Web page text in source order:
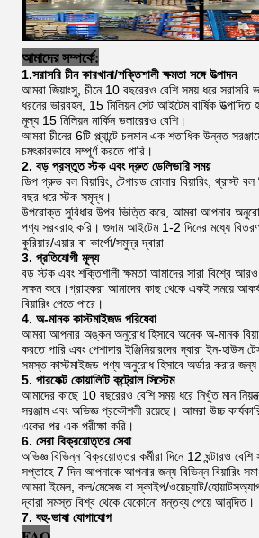
আমাদের সম্পর্কে:
1.সরাসরি চীন কারখানা/শক্তিশালী ক্ষমতা সঙ্গে উত্পাদন
আমরা জিয়াংসু, চীনে 10 বছরেরও বেশি সময় ধরে সরাসরি
ধরনের ভারবহন, 15 মিলিয়ন সেট আইটেম বার্ষিক
মূল্য 15 মিলিয়ন মার্কিন ডলারেরও বেশি।
আমরা চীনের 6টি প্ল্যান্টে চলমান এক শতাধিক উন্নত
চমৎকারভাবে সম্পূর্ণ করতে পারি।
2. বড় প্রস্তুত স্টক এবং দ্রুত ডেলিভারি সময়
ডিপ গ্রুভ বল বিয়ারিং, টেপারড রোলার বিয়ারিং, থ্রাস্ট বল
বছর ধরে স্টক সমৃদ্ধ।
উপরোক্ত সুবিধার উপর ভিত্তি করে, আমরা আপনার
পণ্য সরবরাহ করি। গুদাম আইটেম 1-2 দিনের মধ্যে
কুরিয়ার/এয়ার বা কার্গো/সমুদ্র দ্বারা
3. প্রতিযোগী মূল্য
বড় স্টক এবং শক্তিশালী ক্ষমতা আমাদের সারা বিশ্বে
সক্ষম করে।গ্রাহকরা আমাদের কাছ থেকে একই সময়ে
বিয়ারিং পেতে পারে।
4. অ-মানক কাস্টমাইজড পরিষেবা
আমরা আপনার অঙ্কন অনুরোধ হিসাবে অনেক অ-মানক
করতে পারি এবং পেশাদার ইঞ্জিনিয়ারদের দ্বারা ইন-হাউস
সমস্ত কাস্টমাইজড পণ্য অনুরোধ হিসাবে অর্ডার করার জন্য
5. পারফেক্ট কোয়ালিটি কন্ট্রোল সিস্টেম
আমাদের কাছে 10 বছরেরও বেশি সময় ধরে নিখুঁত মান
সরঞ্জাম এবং অভিজ্ঞ প্রকৌশলী রয়েছে। আমরা উচ্চ
একের পর এক পরীক্ষা করি।
6. সেরা বিক্রয়োত্তর সেবা
অভিজ্ঞ বিভিন্ন বিক্রয়োত্তর কর্মীরা দিনে 12 ঘন্টারও
সপ্তাহে 7 দিন আপনাকে আপনার জন্য বিভিন্ন বিয়ারিং
আমরা ইমেল, কল/মেসেজ বা স্কাইপ/ওয়েচ্যাট/
দ্বারা সমস্ত বিশ্ব থেকে যেকোনো মন্তব্য পেয়ে আনন্দিত।
7. বহু-ভাষা যোগাযোগ